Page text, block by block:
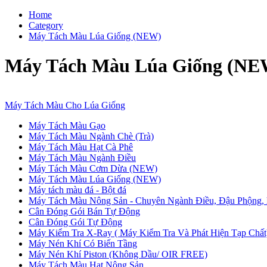
Home
Category
Máy Tách Màu Lúa Giống (NEW)
Máy Tách Màu Lúa Giống
Máy Tách Màu Cho Lúa Giống
Máy Tách Màu Gạo
Máy Tách Màu Ngành Chè (Trà)
Máy Tách Màu Hạt Cà Phê
Máy Tách Màu Ngành Điều
Máy Tách Màu Cơm Dừa (NEW)
Máy Tách Màu Lúa Giống (NEW)
Máy tách màu đá - Bột đá
Máy Tách Màu Nông Sản - Chuyên Ngành Điều, Đậu Phộng,
Cân Đóng Gói Bán Tự Động
Cân Đóng Gói Tự Động
Máy Kiểm Tra X-Ray ( Máy Kiểm Tra Và Phát Hiện Tạp
Máy Nén Khí Có Biến Tầng
Máy Nén Khí Piston (Không Dầu/ OIR FREE)